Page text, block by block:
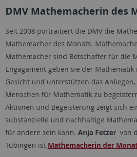
DMV Mathemacherin des
Seit 2008 portraitiert die DMV die
Mathemacher des Monats.
Mathemacher sind Botschafter für die
Engagament geben sie der
Gesicht und unterstützen das
Menschen für Mathematik zu
Aktionen und Begeisterung zeigt sich
substanzielle und nachhaltige
für andere sein kann. Anja Fetzervon
Tübingen ist Mathemacherin der